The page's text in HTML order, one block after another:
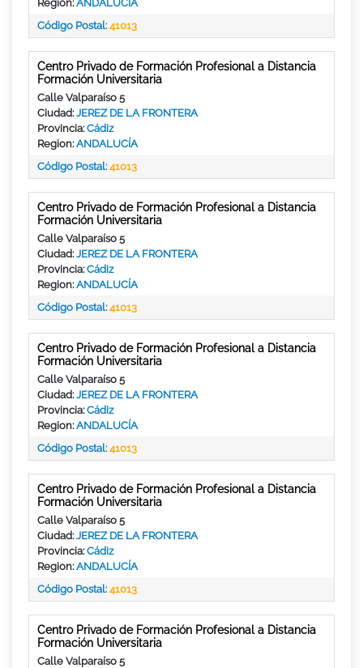
Region:ANDALUCÍA
Código Postal:41013
Centro Privado de Formación Profesional a Distancia
Formación Universitaria
Calle Valparaíso 5
Ciudad:JEREZ DE LA FRONTERA
Provincia:Cádiz
Region:ANDALUCÍA
Código Postal:41013
Centro Privado de Formación Profesional a Distancia
Formación Universitaria
Calle Valparaíso 5
Ciudad:JEREZ DE LA FRONTERA
Provincia:Cádiz
Region:ANDALUCÍA
Código Postal:41013
Centro Privado de Formación Profesional a Distancia
Formación Universitaria
Calle Valparaíso 5
Ciudad:JEREZ DE LA FRONTERA
Provincia:Cádiz
Region:ANDALUCÍA
Código Postal:41013
Centro Privado de Formación Profesional a Distancia
Formación Universitaria
Calle Valparaíso 5
Ciudad:JEREZ DE LA FRONTERA
Provincia:Cádiz
Region:ANDALUCÍA
Código Postal:41013
Centro Privado de Formación Profesional a Distancia
Formación Universitaria
Calle Valparaíso 5